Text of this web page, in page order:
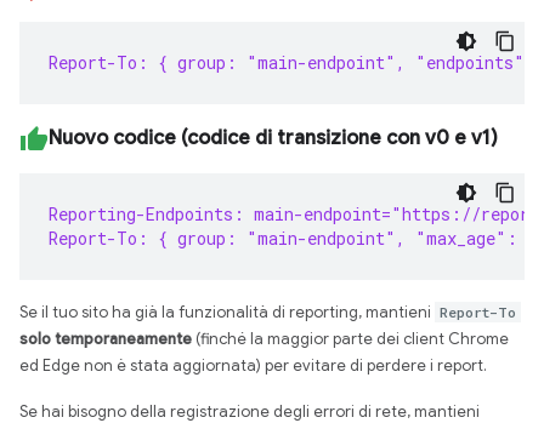
Report-To: { group: "main-endpoint",
Nuovo codice (codice di transizione con v0 e v1)
Reporting-Endpoints: main-endpoint="https://
Report-To: { group: "main-endpoint",
Se il tuo sito ha già la funzionalità di reporting, mantieni Report-To
solo temporaneamente (finché la maggior parte dei client Chrome
ed Edge non è stata aggiornata) per evitare di perdere i report.
Se hai bisogno della registrazione degli errori di rete, mantieni